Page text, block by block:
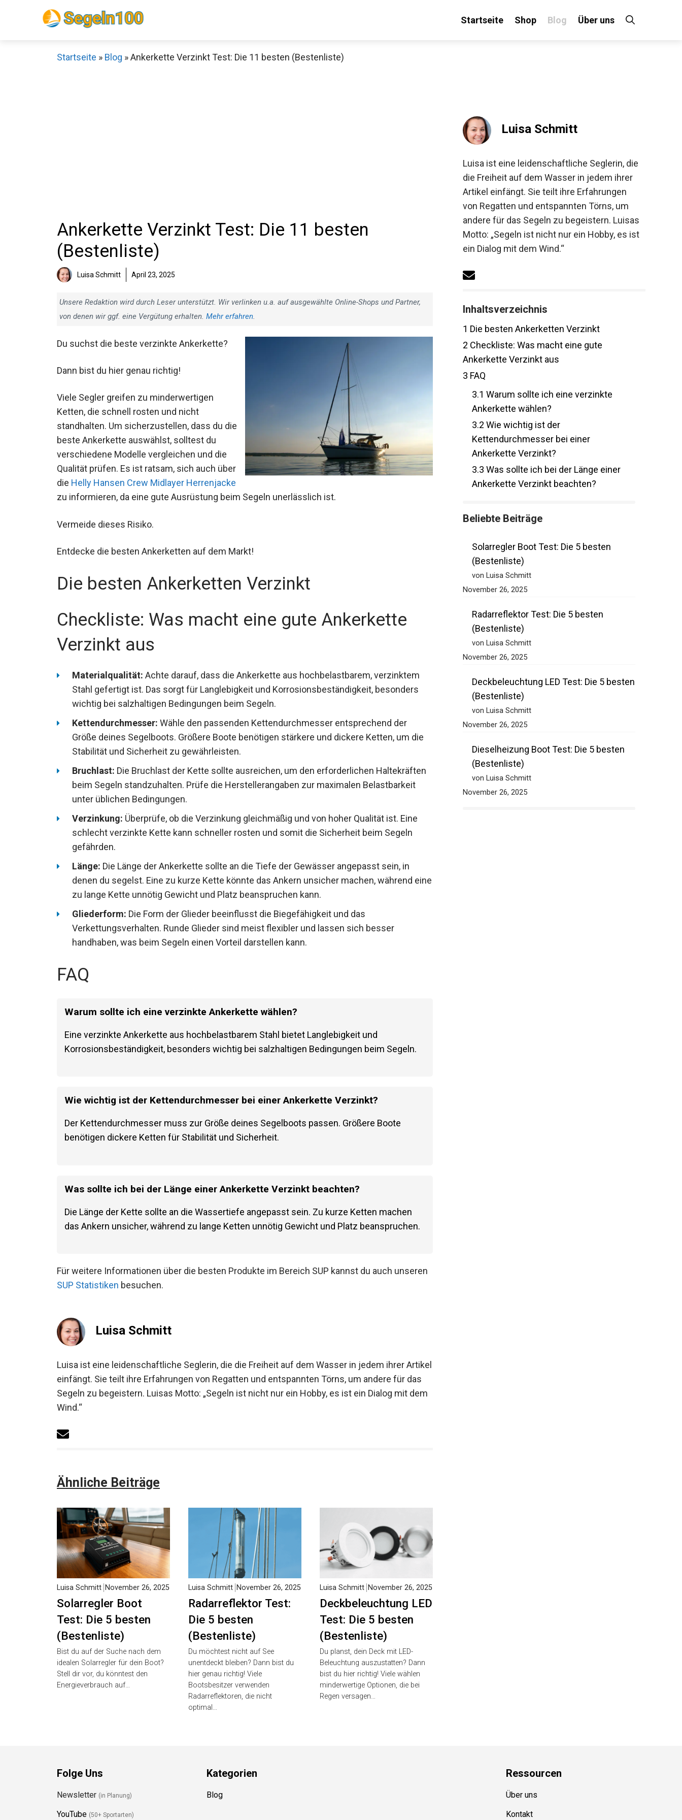
Startseite Shop Blog Über uns
Startseite » Blog »Ankerkette Verzinkt Test: Die 11 besten (Bestenliste)
Ankerkette Verzinkt Test: Die 11 besten
(Bestenliste)
Luisa Schmitt April 23, 2025
Unsere Redaktion wird durch Leser unterstützt. Wir verlinken u.a. auf ausgewählte Online-Shops und Partner,
von denen wir ggf. eine Vergütung erhalten. Mehr erfahren.
Du suchst die beste verzinkte Ankerkette?
Dann bist du hier genau richtig!
Viele Segler greifen zu minderwertigen
Ketten, die schnell rosten und nicht
standhalten. Um sicherzustellen, dass du
die beste Ankerkette auswählst, solltest du
verschiedene Modelle vergleichen und die
Qualität prüfen. Es ist ratsam, sich auch
über die Helly Hansen Crew Midlayer
Herrenjackezu informieren, da eine gute Ausrüstung beim Segeln unerlässlich ist.
Vermeide dieses Risiko.
Entdecke die besten Ankerketten auf dem Markt!
Die besten Ankerketten Verzinkt
Checkliste: Was macht eine gute Ankerkette
Verzinkt aus
Materialqualität: Achte darauf, dass die Ankerkette aus hochbelastbarem, verzinktem
Stahl gefertigt ist. Das sorgt für Langlebigkeit und Korrosionsbeständigkeit, besonders
wichtig bei salzhaltigen Bedingungen beim Segeln.
Kettendurchmesser: Wähle den passenden Kettendurchmesser entsprechend der
Größe deines Segelboots. Größere Boote benötigen stärkere und dickere Ketten, um die
Stabilität und Sicherheit zu gewährleisten.
Bruchlast: Die Bruchlast der Kette sollte ausreichen, um den erforderlichen Haltekräften
beim Segeln standzuhalten. Prüfe die Herstellerangaben zur maximalen Belastbarkeit
unter üblichen Bedingungen.
Verzinkung: Überprüfe, ob die Verzinkung gleichmäßig und von hoher Qualität ist. Eine
schlecht verzinkte Kette kann schneller rosten und somit die Sicherheit beim Segeln
gefährden.
Länge: Die Länge der Ankerkette sollte an die Tiefe der Gewässer angepasst sein, in
denen du segelst. Eine zu kurze Kette könnte das Ankern unsicher machen, während
eine zu lange Kette unnötig Gewicht und Platz beanspruchen kann.
Gliederform: Die Form der Glieder beeinflusst die Biegefähigkeit und das
Verkettungsverhalten. Runde Glieder sind meist flexibler und lassen sich besser
handhaben, was beim Segeln einen Vorteil darstellen kann.
FAQ
Warum sollte ich eine verzinkte Ankerkette wählen?
Eine verzinkte Ankerkette aus hochbelastbarem Stahl bietet Langlebigkeit und
Korrosionsbeständigkeit, besonders wichtig bei salzhaltigen Bedingungen beim Segeln.
Wie wichtig ist der Kettendurchmesser bei einer Ankerkette Verzinkt?
Der Kettendurchmesser muss zur Größe deines Segelboots passen. Größere Boote
benötigen dickere Ketten für Stabilität und Sicherheit.
Was sollte ich bei der Länge einer Ankerkette Verzinkt beachten?
Die Länge der Kette sollte an die Wassertiefe angepasst sein. Zu kurze Ketten machen
das Ankern unsicher, während zu lange Ketten unnötig Gewicht und Platz
Für weitere Informationen über die besten Produkte im Bereich SUP kannst du auch
Luisa ist eine leidenschaftliche Seglerin, die die Freiheit auf dem Wasser in jedem ihrer
Artikel einfängt. Sie teilt ihre Erfahrungen von Regatten und entspannten Törns, um andere
für das Segeln zu begeistern. Luisas Motto: „Segeln ist nicht nur ein Hobby, es ist ein Dialog
Solarregler Boot
Test: Die 5 besten
(Bestenliste)
Luisa Schmitt November 26,
2025
Bist du auf der Suche nach dem
idealen Solarregler für dein Boot?
Radarreflektor Test:
Die 5 besten
(Bestenliste)
Luisa Schmitt November 26,
2025
Du möchtest nicht auf See
unentdeckt bleiben? Dann bist du
hier genau richtig! Viele
Bootsbesitzer verwenden
Deckbeleuchtung
LED Test: Die 5
besten (Bestenliste)
Luisa Schmitt November 26,
2025
Du planst, dein Deck mit LED-
Beleuchtung auszustatten? Dann
bist du hier richtig! Viele wählen
Luisa Schmitt
Luisa ist eine leidenschaftliche Seglerin,
die die Freiheit auf dem Wasser in jedem
ihrer Artikel einfängt. Sie teilt ihre
Erfahrungen von Regatten und
entspannten Törns, um andere für das
Segeln zu begeistern. Luisas Motto:
„Segeln ist nicht nur ein Hobby, es ist ein
Inhaltsverzeichnis
Die besten Ankerketten Verzinkt
Checkliste: Was macht eine gute
Ankerkette Verzinkt aus
FAQ
3.1Warum sollte ich eine verzinkte
Ankerkette wählen?
3.2Wie wichtig ist der
Kettendurchmesser bei einer
Ankerkette Verzinkt?
3.3Was sollte ich bei der Länge einer
Solarregler Boot Test: Die 5 besten
(Bestenliste)
von Luisa Schmitt
Radarreflektor Test: Die 5 besten
(Bestenliste)
von Luisa Schmitt
Deckbeleuchtung LED Test: Die 5
besten (Bestenliste)
von Luisa Schmitt
Dieselheizung Boot Test: Die 5 besten
(Bestenliste)
von Luisa Schmitt
Folge Uns Kategorien Ressource
Schaue dir jetzt die meistverkauften Produkte im Sale bei Decathlon an!